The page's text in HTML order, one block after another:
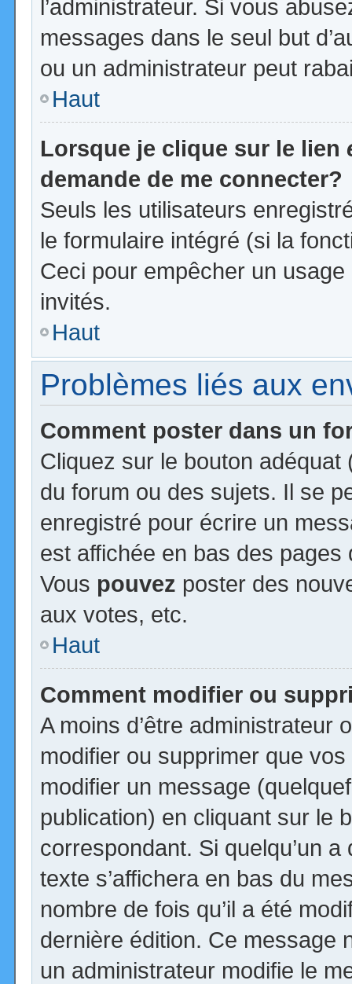
l’administrateur. Si vous
messages dans le seul but
ou un administrateur peut
Haut
Lorsque je clique sur le lien
demande de me connecter?
Seuls les utilisateurs
le formulaire intégré (si la
Ceci pour empêcher un
invités.
Haut
Problèmes liés aux
Comment poster dans un
Cliquez sur le bouton
du forum ou des sujets. Il se
enregistré pour écrire un
est affichée en bas des
Vous pouvez poster des
aux votes, etc.
Haut
Comment modifier ou
A moins d’être administrateur
modifier ou supprimer que
modifier un message
publication) en cliquant sur le
correspondant. Si quelqu’un
texte s’affichera en bas du
nombre de fois qu’il a été
dernière édition. Ce message
un administrateur modifie le